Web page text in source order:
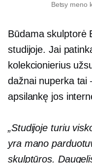
Betsy meno
Būdama skulptorė
studijoje. Jai
kolekcionierius
dažnai nuperka tai
apsilankę jos
„Studijoje turiu
yra mano
skulptūros.